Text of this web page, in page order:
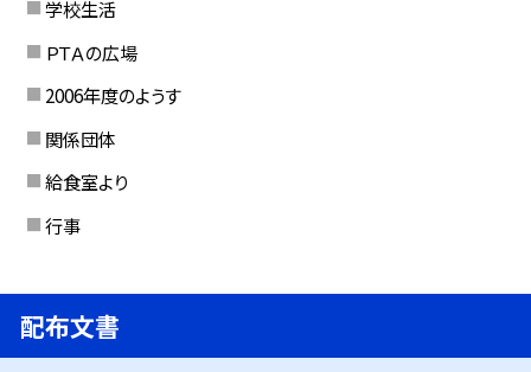
学校生活
ＰＴＡの広場
2006年度のようす
関係団体
給食室より
行事
配布文書